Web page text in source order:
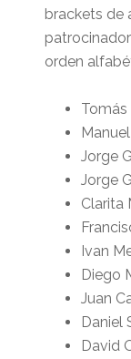
brackets de
orden
Tomás
Jorge
Jorge
Clarita
Ivan
Diego
Juan
Daniel
David